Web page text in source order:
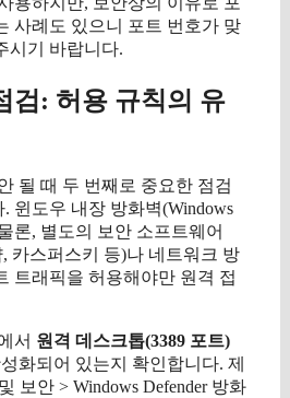
사례도 있으니 포트 번호가 맞
시기 바랍니다.
검: 허용 규칙의 유
될 때 두 번째로 중요한 점검
윈도우 내장 방화벽(Windows
론, 별도의 보안 소프트웨어
카스퍼스키 등)나 네트워크 방
트래픽을 허용해야만 원격 접
서 원격 데스크톱(3389 포트)
화되어 있는지 확인합니다. 제
보안 > Windows Defender 방화